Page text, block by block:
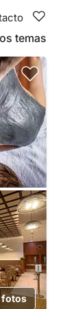
temas
fotos